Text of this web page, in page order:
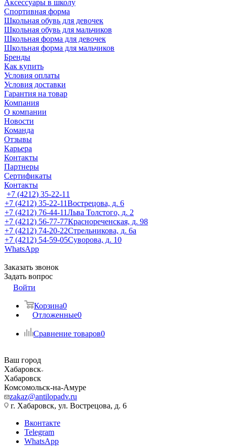
Аксессуары в школу
Спортивная форма
Школьная обувь для девочек
Школьная обувь для мальчиков
Школьная форма для девочек
Школьная форма для мальчиков
Бренды
Как купить
Условия оплаты
Условия доставки
Гарантия на товар
Компания
О компании
Новости
Команда
Отзывы
Карьера
Контакты
Партнеры
Сертификаты
Контакты
+7 (4212) 35-22-11
+7 (4212) 35-22-11Вострецова, д. 6
+7 (4212) 76-44-11Льва Толстого, д. 2
+7 (4212) 56-77-77Краснореченская, д. 98
+7 (4212) 74-20-22Стрельникова, д. 6а
+7 (4212) 54-59-05Суворова, д. 10
WhatsApp
Заказать звонок
Задать вопрос
Войти
Корзина0
Отложенные0
Сравнение товаров0
Ваш город
Хабаровск
Хабаровск
Комсомольск-на-Амуре
zakaz@antilopadv.ru
г. Хабаровск, ул. Вострецова, д. 6
Вконтакте
Telegram
WhatsApp